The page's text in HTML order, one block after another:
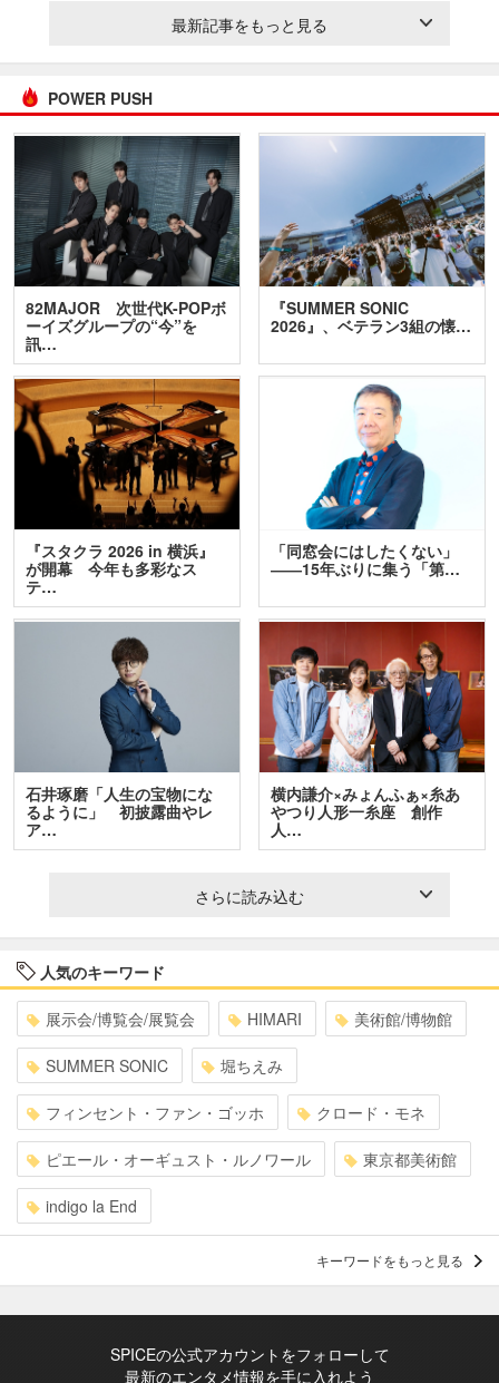
最新記事をもっと見る
POWER PUSH
82MAJOR 次世代K-POPボ
ーイズグループの“今”を
訊…
『SUMMER SONIC
2026』、ベテラン3組の懐…
『スタクラ 2026 in 横浜』
が開幕 今年も多彩なス
テ…
「同窓会にはしたくない」
――15年ぶりに集う「第…
石井琢磨「人生の宝物にな
るように」 初披露曲やレ
ア…
横内謙介×みょんふぁ×糸あ
やつり人形一糸座 創作
人…
さらに読み込む
人気のキーワード
展示会/博覧会/展覧会 HIMARI 美術館/博物館
SUMMER SONIC 堀ちえみ
フィンセント・ファン・ゴッホ クロード・モネ
ピエール・オーギュスト・ルノワール 東京都美術館
indigo la End
キーワードをもっと見る
SPICEの公式アカウントをフォローして
最新のエンタメ情報を手に入れよう